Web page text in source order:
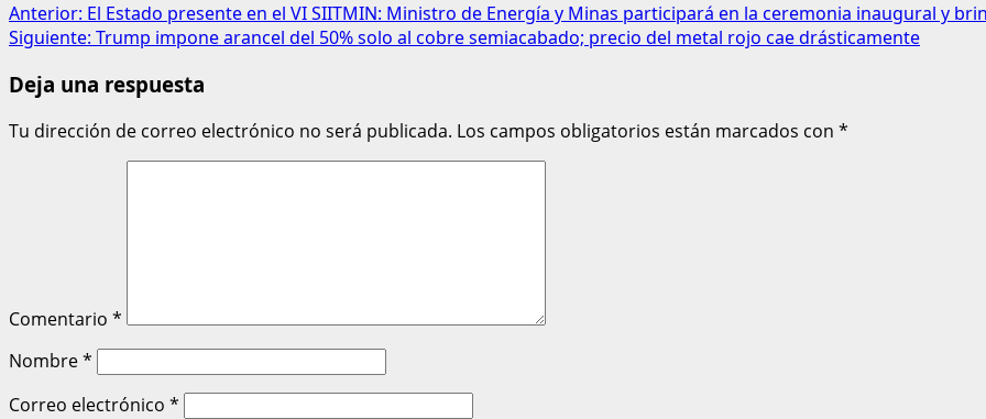
Anterior: El Estado presente en el VI SIITMIN: Ministro de Energía y Minas participará en la ceremonia inaugural y
Siguiente: Trump impone arancel del 50% solo al cobre semiacabado; precio del metal rojo cae drásticamente
Deja una respuesta
Tu dirección de correo electrónico no será publicada. Los campos obligatorios están marcados con *
Comentario *
Nombre*
Correo electrónico *